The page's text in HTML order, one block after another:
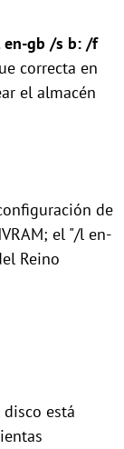
gb /s b: /f
correcta en
el almacén
de
el "/l en-
Reino
está